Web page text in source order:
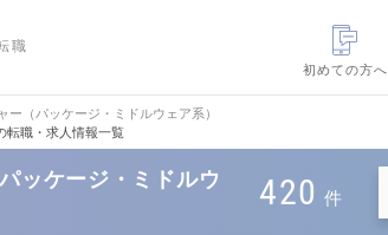
職
初めての方へ
ー（パッケージ・ミドルウェア系）
転職・求人情報一覧
ッケージ・ミドルウ
420 件